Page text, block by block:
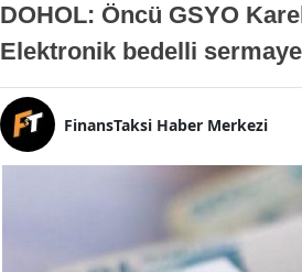
DOHOL: Öncü GSYO
Elektronik bedelli sermaye
FinansTaksi Haber Merkezi